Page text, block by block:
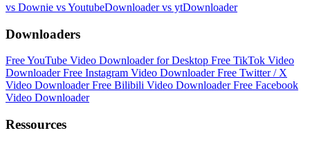
vs Downie vs YoutubeDownloadervs ytDownloader
Downloaders
Free YouTube Video Downloader for Desktop Free TikTok Video
DownloaderFree Instagram Video DownloaderFree Twitter / X
Video DownloaderFree Bilibili Video DownloaderFree Facebook
Video Downloader
Ressources